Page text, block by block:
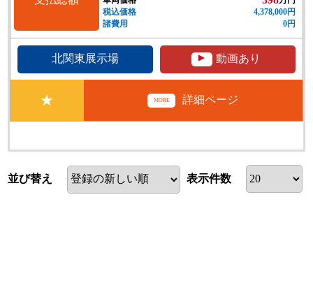
税込価格
4,378,000円
諸費用
0円
北関東展示場 ▲ 動画あり
★ MORE 詳細ページ
並び替え 表示件数